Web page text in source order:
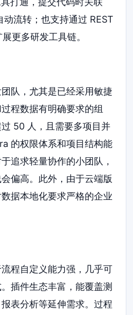
流转；也支持通过 REST
更多研发工具链。
队，尤其是已经采用敏捷
程数据有明确要求的组
50 人，且需要多项目并
的权限体系和项目结构能
追求轻量协作的小团队，
偏高。此外，由于云端版
据本地化要求严格的企业
程自定义能力强，几乎可
插件生态丰富，能覆盖测
表分析等延伸需求。过程